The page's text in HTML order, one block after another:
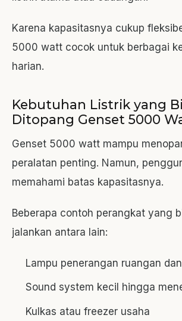
Karena kapasitasnya cukup
5000 watt cocok untuk berbagai
harian.
Kebutuhan Listrik yang
Ditopang Genset 5000
Genset 5000 watt mampu
peralatan penting. Namun,
memahami batas kapasitasnya.
Beberapa contoh perangkat yang
jalankan antara lain:
Lampu penerangan ruangan
Sound system kecil hingga
Kulkas atau freezer usaha